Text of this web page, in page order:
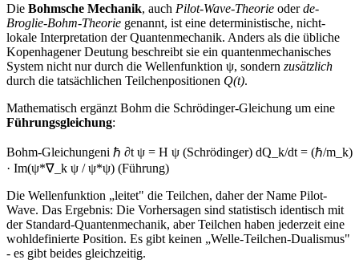
Die Bohmsche Mechanik, auch Pilot-Wave-Theorie oderde-
Broglie-Bohm-Theorie genannt, ist eine deterministische, nicht-
lokale Interpretation der Quantenmechanik. Anders als die übliche
Kopenhagener Deutung beschreibt sie ein quantenmechanisches
System nicht nur durch die Wellenfunktion ψ, sondern zusätzlich
durch die tatsächlichen Teilchenpositionen Q(t).
Mathematisch ergänzt Bohm die Schrödinger-Gleichung um eine
Führungsgleichung:
Bohm-Gleichungeni ℏ ∂t ψ = H ψ (Schrödinger) dQ_k/dt = (ℏ/m_k)
· Im(ψ*∇_k ψ / ψ*ψ) (Führung)
Die Wellenfunktion „leitet" die Teilchen, daher der Name Pilot-
Wave. Das Ergebnis: Die Vorhersagen sind statistisch identisch mit
der Standard-Quantenmechanik, aber Teilchen haben jederzeit eine
wohldefinierte Position. Es gibt keinen „Welle-Teilchen-Dualismus"
- es gibt beides gleichzeitig.